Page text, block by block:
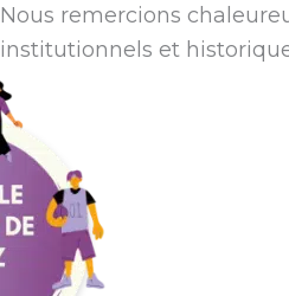
Nous remercions
institutionnels et